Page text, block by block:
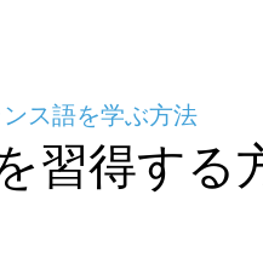
ス語を学ぶ方法
習得する